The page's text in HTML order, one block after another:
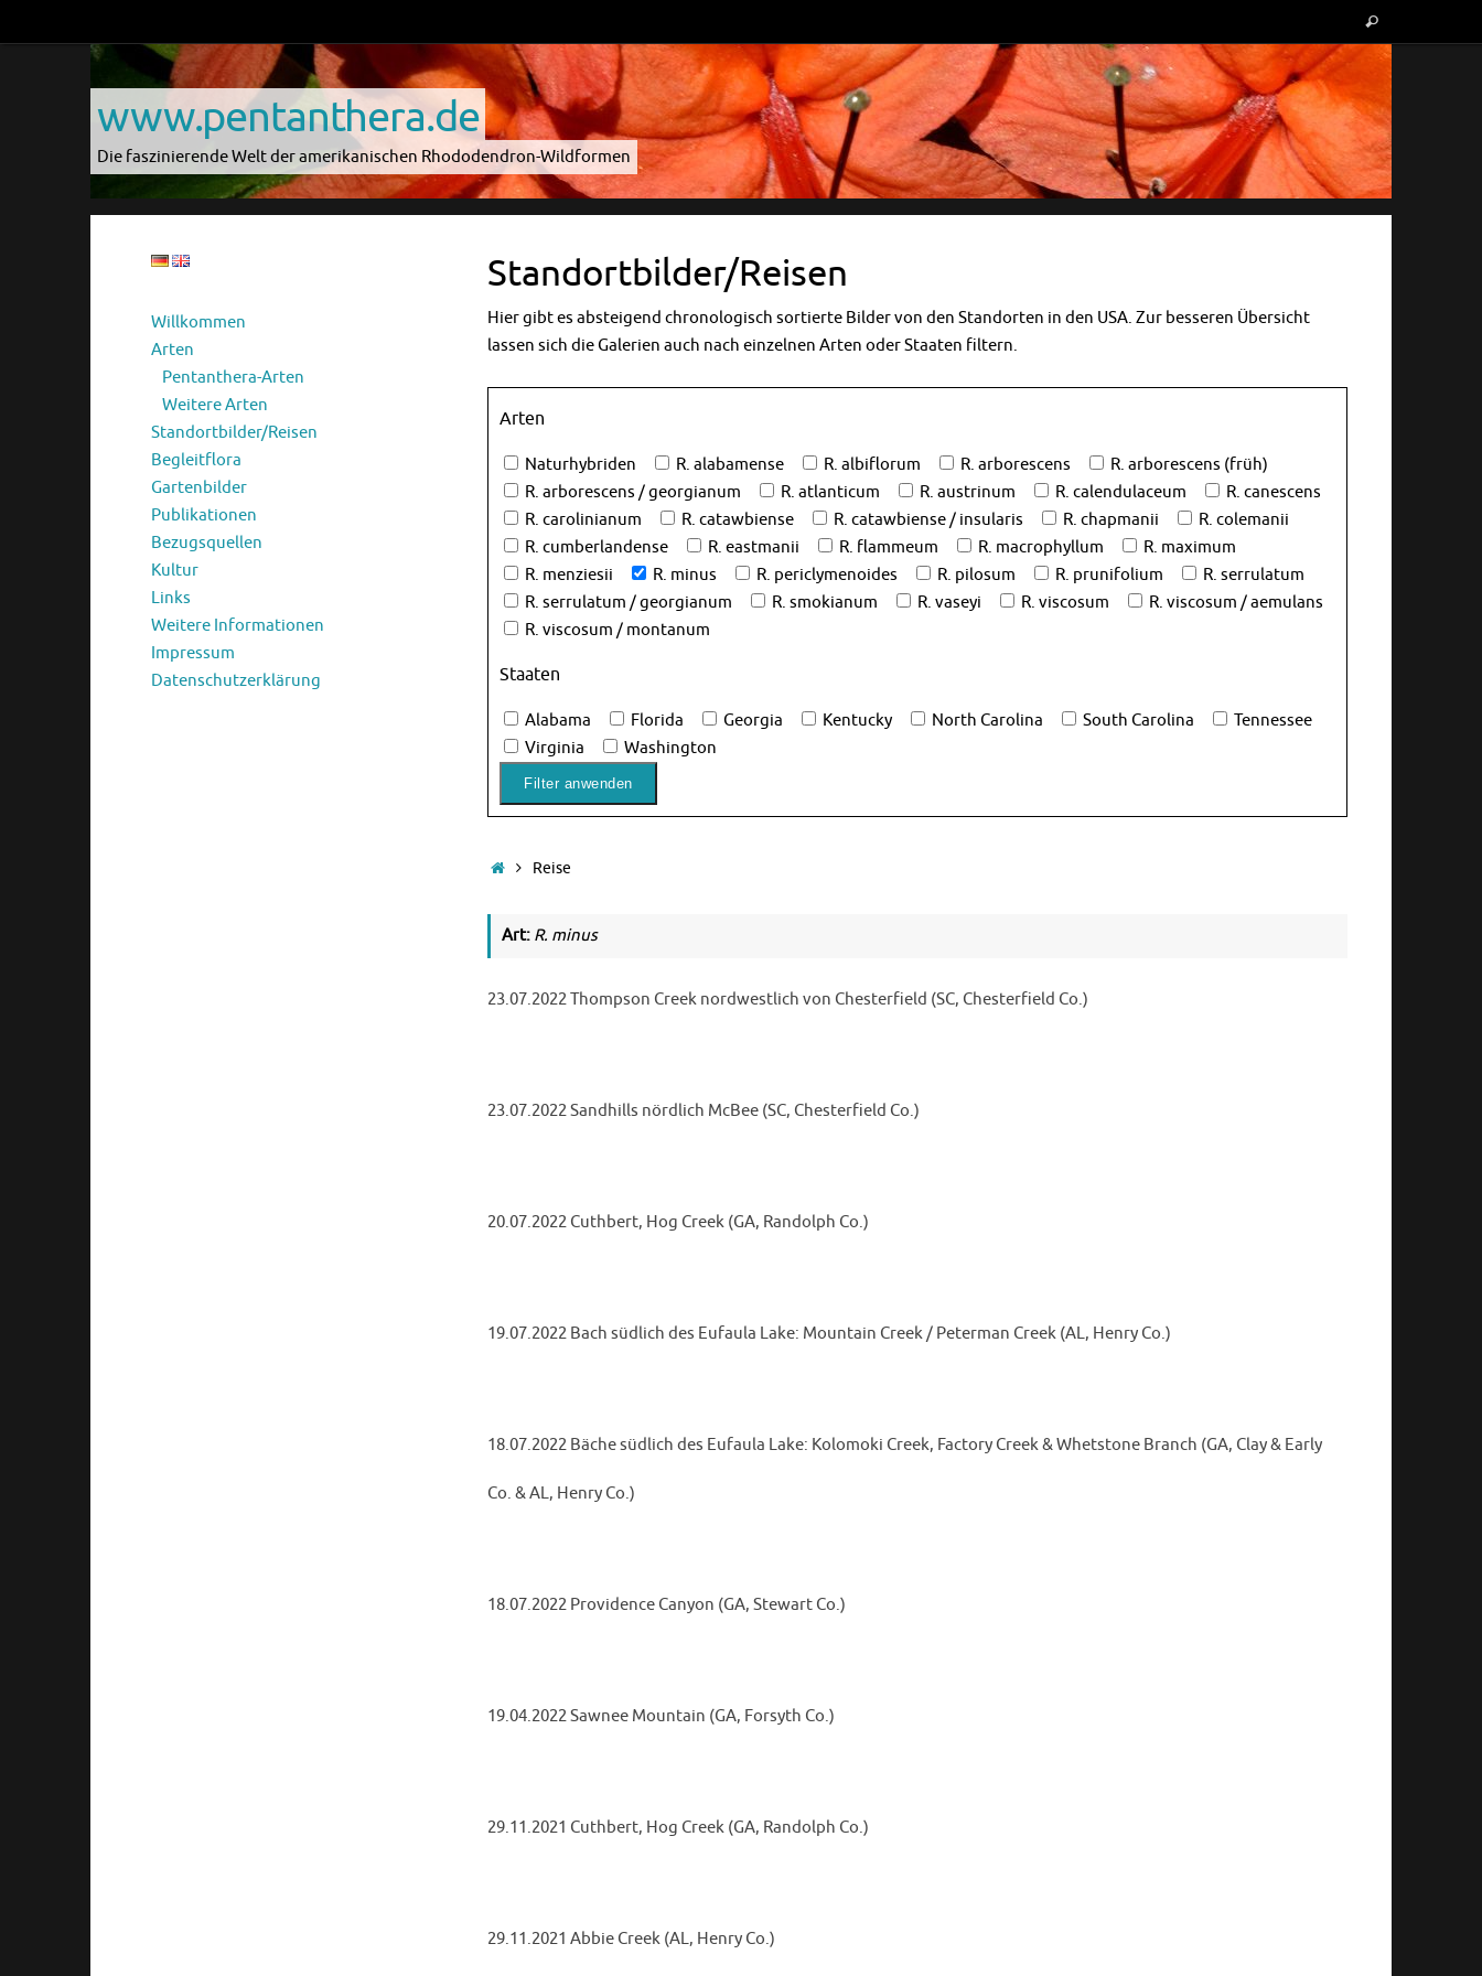
Inhalt
nach:
Suchen
www.pentanthera.de
Die faszinierende Welt der amerikanischen Rhododendron-Wildformen
Standortbilder/Reisen
Hier gibt es absteigend chronologisch sortierte Bilder von den Standorten in den USA. Zur besseren Übersicht
lassen sich die Galerien auch nach einzelnen Arten oder Staaten filtern.
Arten
Naturhybriden R. alabamense R. albiflorum R. arborescens
R. arborescens (früh)
R. arborescens / georgianum
R. atlanticum R. austrinum R. calendulaceum
R. canescens
R. carolinianum
R. catawbiense R. catawbiense / insularis R. chapmanii
R. colemanii
R. cumberlandense
R. eastmanii R. flammeum R. macrophyllum
R. maximum
R. menziesii
R. minus R. periclymenoides R. pilosum R. prunifolium
R. serrulatum
R. serrulatum / georgianum
R. smokianum R. vaseyi R. viscosum
R. viscosum / aemulans
R. viscosum / montanum
Staaten
Alabama Florida Georgia Kentucky North Carolina South Carolina
Tennessee
Virginia
Washington
StartReise
Art: R. minus
23.07.2022 Thompson Creek nordwestlich von Chesterfield (SC, Chesterfield Co.)
23.07.2022 Sandhills nördlich McBee (SC, Chesterfield Co.)
20.07.2022 Cuthbert, Hog Creek (GA, Randolph Co.)
19.07.2022 Bach südlich des Eufaula Lake: Mountain Creek / Peterman Creek (AL, Henry Co.)
18.07.2022 Bäche südlich des Eufaula Lake: Kolomoki Creek, Factory Creek & Whetstone Branch (GA, Clay & Early
Co. & AL, Henry Co.)
18.07.2022 Providence Canyon (GA, Stewart Co.)
19.04.2022 Sawnee Mountain (GA, Forsyth Co.)
29.11.2021 Cuthbert, Hog Creek (GA, Randolph Co.)
29.11.2021 Abbie Creek (AL, Henry Co.)
Willkommen
Arten
Pentanthera-Arten
Weitere Arten
Standortbilder/Reisen
Begleitflora
Gartenbilder
Publikationen
Bezugsquellen
Kultur
Links
Weitere Informationen
Impressum
Datenschutzerklärung